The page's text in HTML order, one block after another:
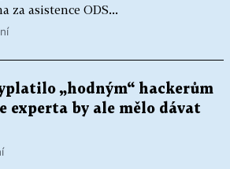
za asistence ODS...
„hodným“ hackerům
experta by ale mělo dávat